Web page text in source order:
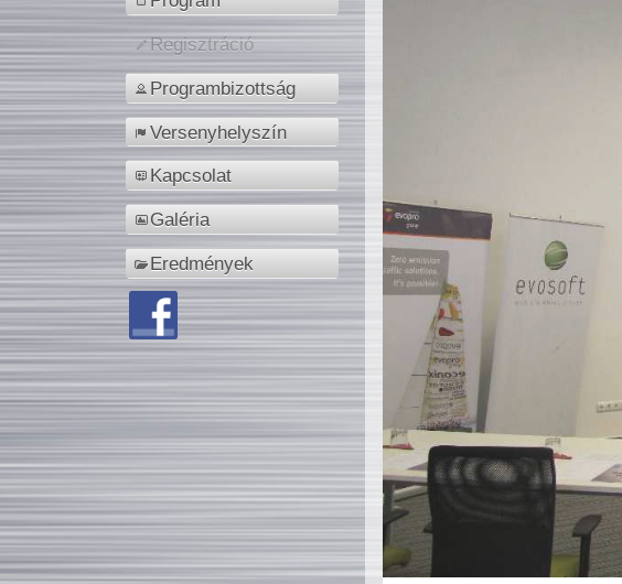
Regisztráció
Programbizottság
Versenyhelyszín
Kapcsolat
Galéria
Eredmények